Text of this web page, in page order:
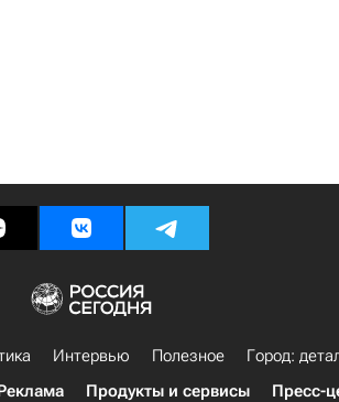
Интервью Полезное
Город:
Продукты и сервисы Пресс-